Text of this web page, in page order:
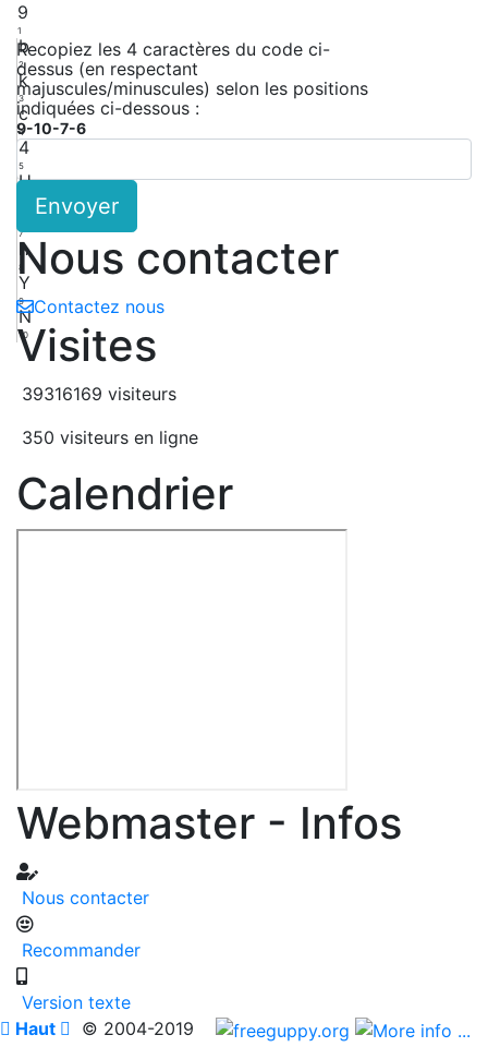
9
1
b
2
k
3
c
4
4
5
H
7
h
8
Y
9
N
10
Recopiez les 4 caractères du code ci-
dessus (en respectant
majuscules/minuscules) selon les positions
indiquées ci-dessous :
9-10-7-6
Envoyer
Nous contacter
Contactez nous
Visites
39316169 visiteurs
350 visiteurs en ligne
Calendrier
Webmaster - Infos
Nous contacter
Recommander
Version texte
 Haut  © 2004-2019